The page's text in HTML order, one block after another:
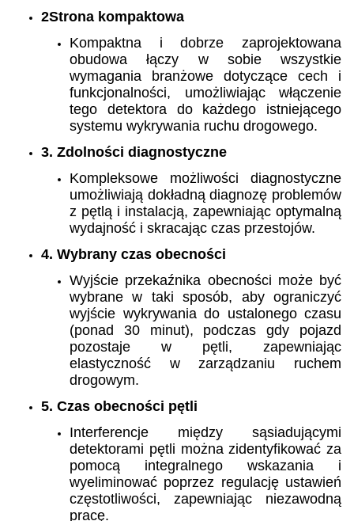
2Strona kompaktowa
Kompaktna i dobrze zaprojektowana
obudowa łączy w sobie wszystkie
wymagania branżowe dotyczące cech i
funkcjonalności, umożliwiając włączenie
tego detektora do każdego istniejącego
systemu wykrywania ruchu drogowego.
3. Zdolności diagnostyczne
Kompleksowe możliwości diagnostyczne
umożliwiają dokładną diagnozę problemów
z pętlą i instalacją, zapewniając optymalną
wydajność i skracając czas przestojów.
4. Wybrany czas obecności
Wyjście przekaźnika obecności może być
wybrane w taki sposób, aby ograniczyć
wyjście wykrywania do ustalonego czasu
(ponad 30 minut), podczas gdy pojazd
pozostaje w pętli, zapewniając
elastyczność w zarządzaniu ruchem
drogowym.
5. Czas obecności pętli
Interferencje między sąsiadującymi
detektorami pętli można zidentyfikować za
pomocą integralnego wskazania i
wyeliminować poprzez regulację ustawień
częstotliwości, zapewniając niezawodną
pracę.